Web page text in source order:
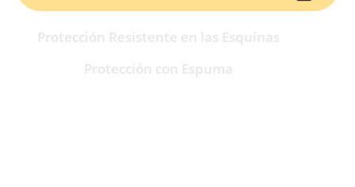
Protección con Espuma
Protección Resistente en las Esquinas